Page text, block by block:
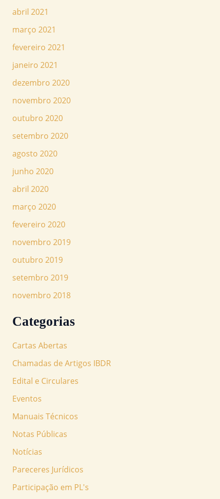
abril 2021
março 2021
fevereiro 2021
janeiro 2021
dezembro 2020
novembro 2020
outubro 2020
setembro 2020
agosto 2020
junho 2020
abril 2020
março 2020
fevereiro 2020
novembro 2019
outubro 2019
setembro 2019
novembro 2018
Categorias
Cartas Abertas
Chamadas de Artigos IBDR
Edital e Circulares
Eventos
Manuais Técnicos
Notas Públicas
Notícias
Pareceres Jurídicos
Participação em PL's